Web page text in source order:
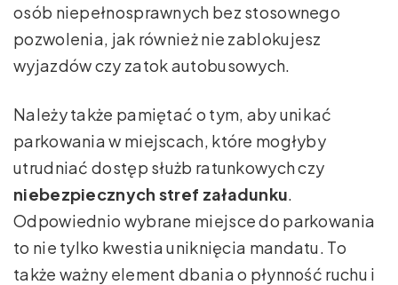
osób niepełnosprawnych bez stosownego
pozwolenia, jak również nie zablokujesz
wyjazdów czy zatok autobusowych.
Należy także pamiętać o tym, aby unikać
parkowania w miejscach, które mogłyby
utrudniać dostęp służb ratunkowych czy
niebezpiecznych stref załadunku.
Odpowiednio wybrane miejsce do parkowania
to nie tylko kwestia uniknięcia mandatu. To
także ważny element dbania o płynność ruchu i